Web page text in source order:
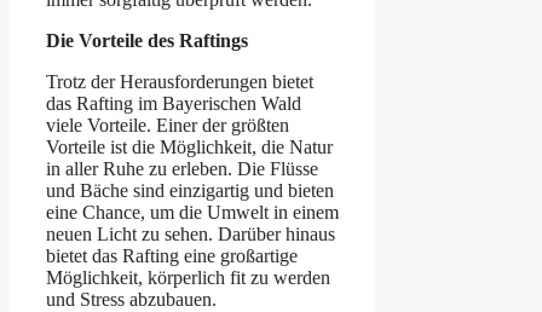
Die Vorteile des Raftings
Trotz der Herausforderungen bietet
das Rafting im Bayerischen Wald
viele Vorteile. Einer der größten
Vorteile ist die Möglichkeit, die Natur
in aller Ruhe zu erleben. Die Flüsse
und Bäche sind einzigartig und bieten
eine Chance, um die Umwelt in einem
neuen Licht zu sehen. Darüber hinaus
bietet das Rafting eine großartige
Möglichkeit, körperlich fit zu werden
und Stress abzubauen.